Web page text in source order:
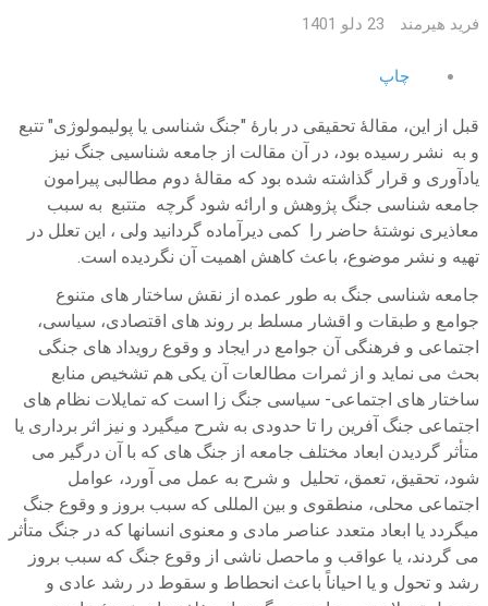
فرید هیرمند 23 دلو 1401
چاپ
قبل از این، مقالۀ تحقیقی در بارۀ "جنگ شناسی یا پولیمولوژی" تتبع
و به نشر رسیده بود، در آن مقالت از جامعه شناسیی جنگ نیز
یادآوری و قرار گذاشته شده بود که مقالۀ دوم مطالبی پیرامون
جامعه شناسی جنگ پژوهش و ارائه شود گرچه متتبع به سبب
معاذیری نوشتۀ حاضر را کمی دیرآماده گردانید ولی ، این تعلل در
تهیه و نشر موضوع، باعث کاهش اهمیت آن نگردیده است.
جامعه شناسی جنگ به طور عمده از نقش ساختار های متنوع
جوامع و طبقات و اقشار مسلط بر روند های اقتصادی، سیاسی،
اجتماعی و فرهنگی آن جوامع در ایجاد و وقوع رویداد های جنگی
بحث می نماید و از ثمرات مطالعات آن یکی هم تشخیص منابع
ساختار های اجتماعی- سیاسی جنگ زا است که تمایلات نظام های
اجتماعی جنگ آفرین را تا حدودی به شرح میگیرد و نیز اثر برداری یا
متأثر گردیدن ابعاد مختلف جامعه از جنگ های که با آن درگیر می
شود، تحقیق، تعمق، تحلیل و شرح به عمل می آورد، عوامل
اجتماعی محلی، منطقوی و بین المللی که سبب بروز و وقوع جنگ
میگردد یا ابعاد متعدد عناصر مادی و معنوی انسانها که در جنگ متأثر
می گردند، یا عواقب و ماحصل ناشی از وقوع جنگ که سبب بروز
رشد و تحول و یا احیاناً باعث انحطاط و سقوط در رشد عادی و